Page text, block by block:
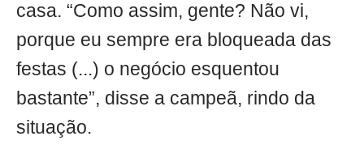
casa. “Como assim, gente? Não vi,
porque eu sempre era bloqueada das
festas (...) o negócio esquentou
bastante”, disse a campeã, rindo da
situação.